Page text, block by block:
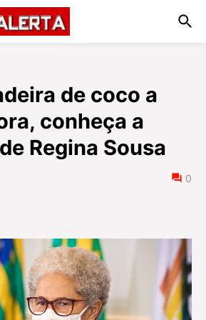
de coco a
conheça a
Regina Sousa
0